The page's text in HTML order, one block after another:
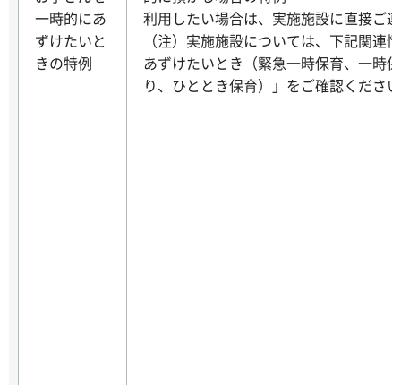
一時的にあ
ずけたいと
きの特例
利用したい場合は、実施施設に直接ご
（注）実施施設については、下記関連
あずけたいとき（緊急一時保育、一時
り、ひととき保育）」をご確認くださ